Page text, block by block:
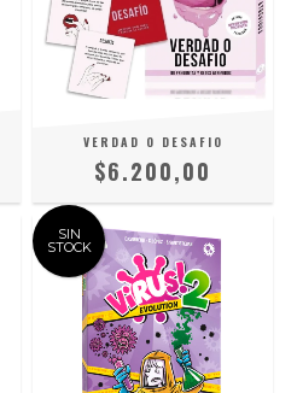
VERDAD O DESAFIO
$6.200,00
SIN
STOCK